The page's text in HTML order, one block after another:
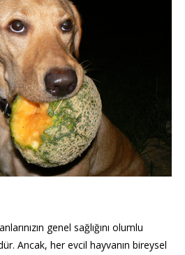
genel sağlığını olumlu
Ancak, her evcil hayvanın bireysel